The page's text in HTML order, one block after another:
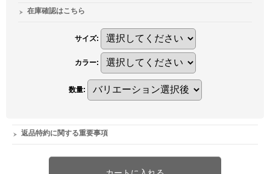
在庫確認はこちら
サイズ:
カラー:
数量:
返品特約に関する重要事項